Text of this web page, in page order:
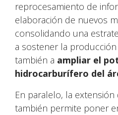
reprocesamiento de
elaboración de nuevos
consolidando una
a sostener la
también a ampliar el
hidrocarburífero del
En paralelo, la
también permite poner